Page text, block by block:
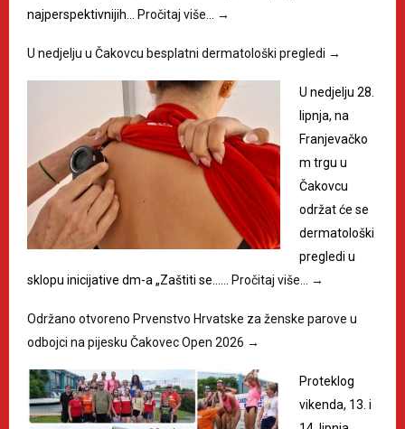
najperspektivnijih… Pročitaj više… →
U nedjelju u Čakovcu besplatni dermatološki pregledi →
U nedjelju 28.
lipnja, na
Franjevačko
m trgu u
Čakovcu
održat će se
dermatološki
pregledi u
sklopu inicijative dm-a „Zaštiti se…… Pročitaj više… →
Održano otvoreno Prvenstvo Hrvatske za ženske parove u
odbojci na pijesku Čakovec Open 2026 →
Proteklog
vikenda, 13. i